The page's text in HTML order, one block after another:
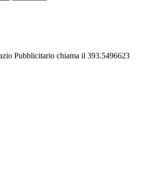
Pubblicitario chiama il 393.5496623